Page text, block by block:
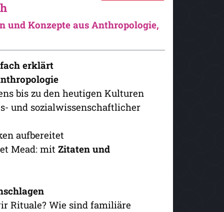
und Konzepte aus Anthropologie,
erklärt
bis zu den heutigen Kulturen
und sozialwissenschaftlicher
aufbereitet
Mead: mit Zitaten und
Rituale? Wie sind familiäre